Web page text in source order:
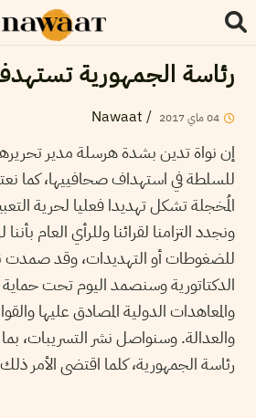
رئاسة الجمهورية
04ماي2017
/
Nawaat
إن نواة تدين بشدة هرسلة مدير تحريرها
للسلطة في استهداف صحافييها، كما
المُخجلة تشكل تهديدا فعليا لحرية
ونجدد التزامنا لقرائنا وللرأي العام
للضغوطات أو التهديدات، وقد صمدت
الدكتاتورية وسنصمد اليوم تحت حماية
والمعاهدات الدولية المصادق عليها
والعدالة. وسنواصل نشر التسريبات،
رئاسة الجمهورية، كلما اقتضى الأمر